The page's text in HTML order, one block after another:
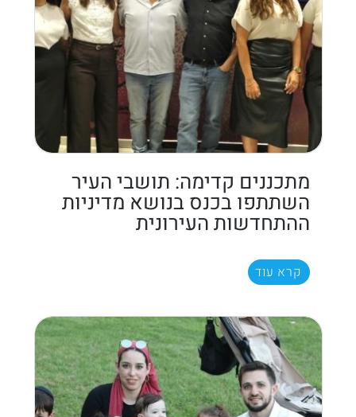
מתכננים קדימה: תושבי העיר
השתתפו בכנס בנושא מדיניות
ההתחדשות העירונית
קרא עוד